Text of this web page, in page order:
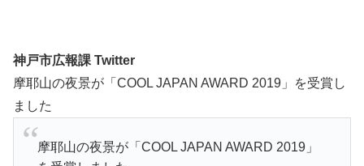
神戸市広報課 Twitter
摩耶山の夜景が「COOL JAPAN AWARD 2019」を受賞し
ました
摩耶山の夜景が「COOL JAPAN AWARD 2019」